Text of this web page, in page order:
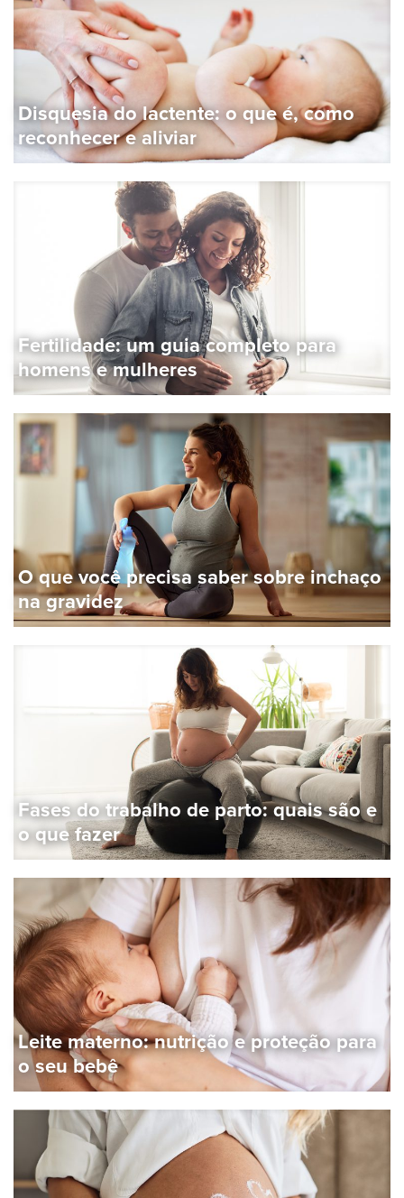
Disquesia do lactente: o que é, como
reconhecer e aliviar
Fertilidade: um guia completo para
homens e mulheres
O que você precisa saber sobre inchaço
na gravidez
Fases do trabalho de parto: quais são e
o que fazer
Leite materno: nutrição e proteção para
o seu bebê